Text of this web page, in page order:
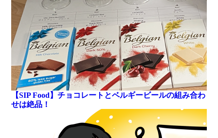
【SIP Food】チョコレートとベルギービールの組み合わ
せは絶品！